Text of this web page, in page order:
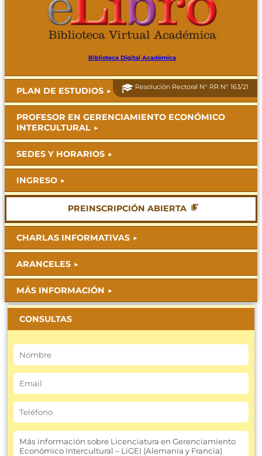
Biblioteca Digital Académica
Resolución Rectoral N° RR N° 163/21
PLAN DE ESTUDIOS
PROFESOR EN GERENCIAMIENTO ECONÓMICO
INTERCULTURAL
SEDES Y HORARIOS
INGRESO
PREINSCRIPCIÓN ABIERTA
CHARLAS INFORMATIVAS
ARANCELES
MÁS INFORMACIÓN
CONSULTAS